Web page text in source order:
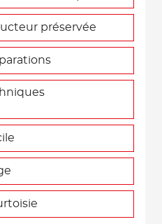
préservée